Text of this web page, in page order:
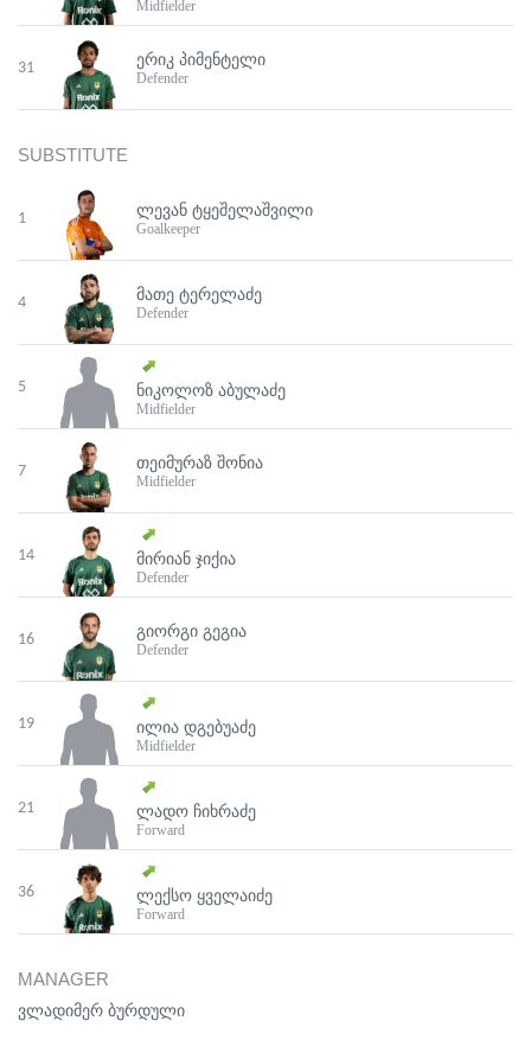
Midfielder
31 ᲔᲠᲘᲙ ᲞᲘᲛᲔᲜᲢᲔᲚᲘ
Defender
SUBSTITUTE
1 ᲚᲔᲕᲐᲜ ᲢᲧᲔᲨᲔᲚᲐᲨᲕᲘᲚᲘ
Goalkeeper
4 ᲛᲐᲗᲔ ᲢᲔᲠᲔᲚᲐᲫᲔ
Defender
5 ᲜᲘᲙᲝᲚᲝᲖ ᲐᲑᲣᲚᲐᲫᲔ
Midfielder
7 ᲗᲔᲘᲛᲣᲠᲐᲖ ᲨᲝᲜᲘᲐ
Midfielder
14 ᲛᲘᲠᲘᲐᲜ ᲯᲘᲥᲘᲐ
Defender
16 ᲒᲘᲝᲠᲒᲘ ᲒᲔᲒᲘᲐ
Defender
19 ᲘᲚᲘᲐ ᲓᲒᲔᲑᲣᲐᲫᲔ
Midfielder
21 ᲚᲐᲓᲝ ᲩᲘᲮᲠᲐᲫᲔ
Forward
36 ᲚᲔᲥᲡᲝ ᲧᲕᲔᲚᲐᲘᲫᲔ
Forward
MANAGER
ვლადიმერ ბურდული